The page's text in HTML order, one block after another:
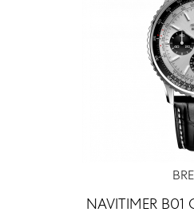
NAVITIMER B01